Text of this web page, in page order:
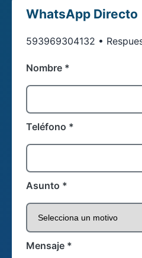
WhatsApp Directo
593969304132 •
Nombre *
Teléfono *
Asunto *
Mensaje *